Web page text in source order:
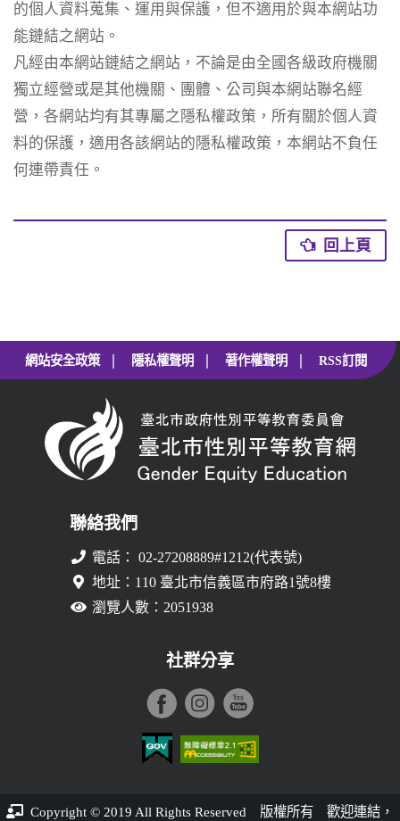
的個人資料蒐集、運用與保護，但不適用於與本網站功
能鏈結之網站。
凡經由本網站鏈結之網站，不論是由全國各級政府機關
獨立經營或是其他機關、團體、公司與本網站聯名經
營，各網站均有其專屬之隱私權政策，所有關於個人資
料的保護，適用各該網站的隱私權政策，本網站不負任
何連帶責任。
回上頁
回上頁
網站安全政策 | 隱私權聲明 | 著作權聲明 | RSS訂閱
聯絡我們
電話： 02-27208889#1212(代表號)
地址：110 臺北市信義區市府路1號8樓
瀏覽人數：2051938
社群分享
臺北市性別平等教育網登入平台
Copyright © 2019 All Rights Reserved 版權所有 歡迎連結，